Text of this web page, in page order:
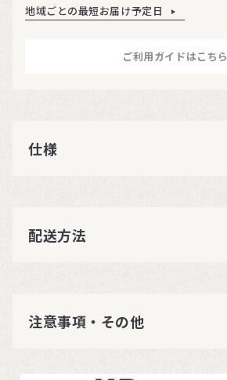
地域ごとの最短お届け予定日
ご利用ガイドはこちら
仕様
配送方法
注意事項・その他